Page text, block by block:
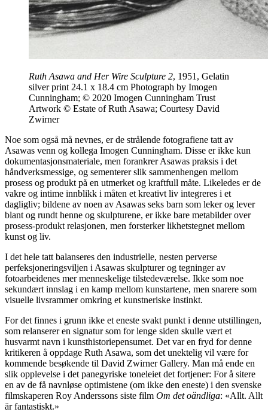
Ruth Asawa and Her Wire Sculpture 2, 1951, Gelatin
silver print 24.1 x 18.4 cm Photograph by Imogen
Cunningham; © 2020 Imogen Cunningham Trust
Artwork © Estate of Ruth Asawa; Courtesy David
Zwirner
Noe som også må nevnes, er de strålende fotografiene tatt av
Asawas venn og kollega Imogen Cunningham. Disse er ikke kun
dokumentasjonsmateriale, men forankrer Asawas praksis i det
håndverksmessige, og sementerer slik sammenhengen mellom
prosess og produkt på en utmerket og kraftfull måte. Likeledes er de
vakre og intime innblikk i måten et kreativt liv integreres i et
dagligliv; bildene av noen av Asawas seks barn som leker og lever
blant og rundt henne og skulpturene, er ikke bare metabilder over
prosess-produkt relasjonen, men forsterker likhetstegnet mellom
kunst og liv.
I det hele tatt balanseres den industrielle, nesten perverse
perfeksjoneringsviljen i Asawas skulpturer og tegninger av
fotoarbeidenes mer menneskelige tilstedeværelse. Ikke som noe
sekundært innslag i en kamp mellom kunstartene, men snarere som
visuelle livsrammer omkring et kunstneriske instinkt.
For det finnes i grunn ikke et eneste svakt punkt i denne utstillingen,
som relanserer en signatur som for lenge siden skulle vært et
husvarmt navn i kunsthistoriepensumet. Det var en fryd for denne
kritikeren å oppdage Ruth Asawa, som det unektelig vil være for
kommende besøkende til David Zwirner Gallery. Man må ende en
slik opplevelse i det panegyriske toneleiet det fortjener: For å sitere
en av de få navnløse optimistene (om ikke den eneste) i den svenske
filmskaperen Roy Anderssons siste film Om det oändliga: «Allt. Allt
är fantastiskt.»